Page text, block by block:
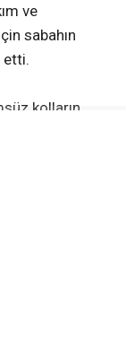
ve
sabahın
etti.
kolların